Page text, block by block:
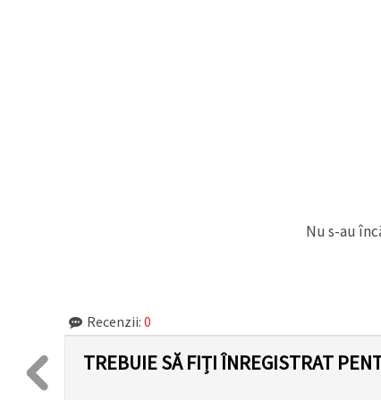
Nu s-au
Recenzii: 0
TREBUIE SĂ FIȚI ÎNREGISTRAT